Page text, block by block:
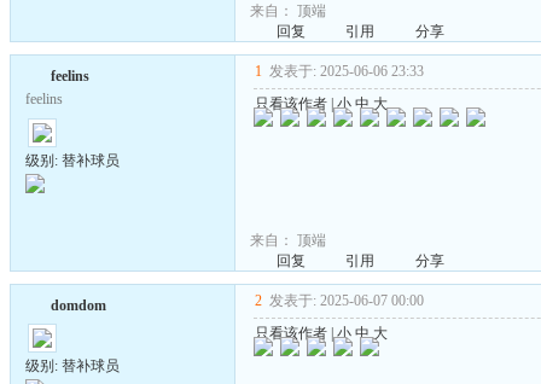
来自： 顶端
回复
引用 分享
feelins
feelins
级别: 替补球员
1 发表于: 2025-06-06 23:33
只看该作者 |小 中 大
来自： 顶端
回复
引用 分享
domdom
级别: 替补球员
2 发表于: 2025-06-07 00:00
只看该作者 |小 中 大